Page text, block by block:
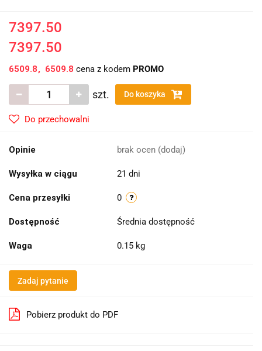
7397.50
7397.50
6509.8 6509.8 cena z kodem PROMO
szt. Do koszyka
Do przechowalni
Opinie brak ocen (dodaj)
Wysyłka w ciągu 21 dni
Cena przesyłki 0
Dostępność Średnia dostępność
Waga 0.15 kg
Zadaj pytanie
Pobierz produkt do PDF